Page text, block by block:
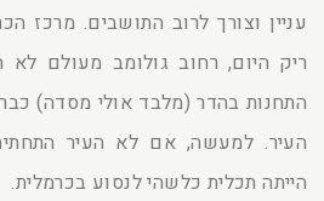
עניין וצורך לרוב התושבים. מרכז
ריק היום, רחוב גולומב מעולם
התחנות בהדר (מלבד אולי מסדה)
העיר. למעשה, אם לא העיר
הייתה תכלית כלשהי לנסוע בכרמלית.